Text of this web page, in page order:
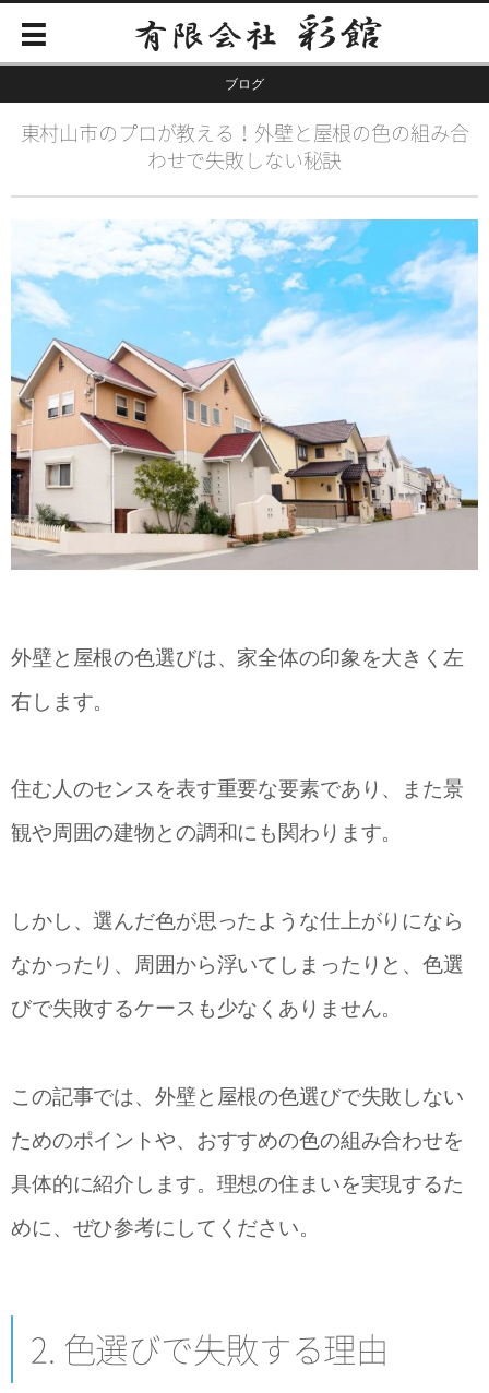
ブログ
東村山市のプロが教える！外壁と屋根の色の組み合
わせで失敗しない秘訣
外壁と屋根の色選びは、家全体の印象を大きく左
右します。
住む人のセンスを表す重要な要素であり、また景
観や周囲の建物との調和にも関わります。
しかし、選んだ色が思ったような仕上がりになら
なかったり、周囲から浮いてしまったりと、色選
びで失敗するケースも少なくありません。
この記事では、外壁と屋根の色選びで失敗しない
ためのポイントや、おすすめの色の組み合わせを
具体的に紹介します。理想の住まいを実現するた
めに、ぜひ参考にしてください。
2. 色選びで失敗する理由